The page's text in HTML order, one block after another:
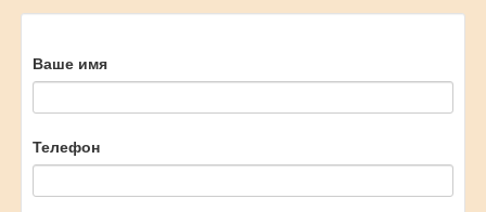
Ваше имя
Телефон